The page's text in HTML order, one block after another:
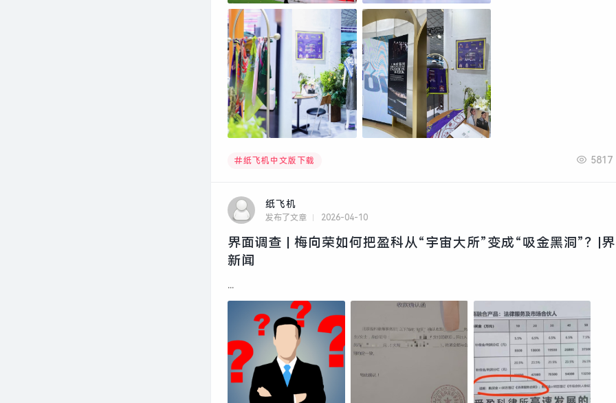
纸飞机中文版下载 5817
纸飞机
发布了文章 2026-04-10
界面调查 | 梅向荣如何把盈科从“宇宙大所”变成“吸金黑洞”？|
新闻
...